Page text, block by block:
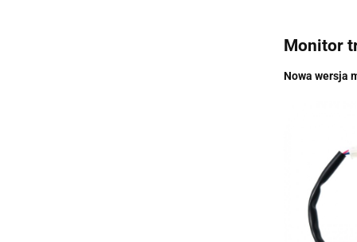
Monitor
Nowa wersja